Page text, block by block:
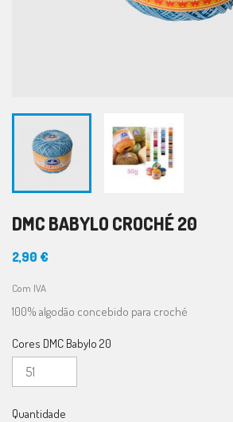
DMC BABYLO CROCHÉ 20
2,90 €
Com IVA
100% algodão concebido para croché
Cores DMC Babylo 20
Quantidade